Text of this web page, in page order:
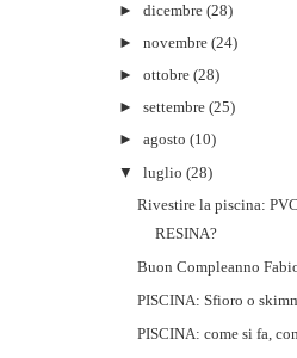
►dicembre (28)
►novembre (24)
►ottobre (28)
►settembre (25)
►agosto (10)
▼
luglio (28)
Rivestire la piscina:
RESINA?
Buon Compleanno
PISCINA: Sfioro o
PISCINA: come si fa,